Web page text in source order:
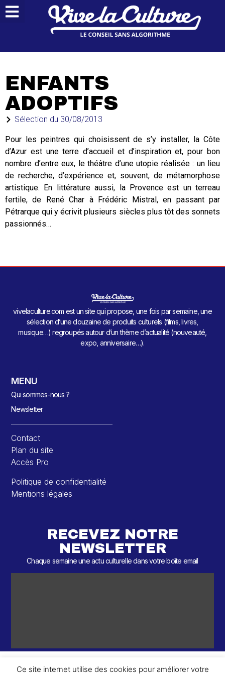
ENFANTS
ADOPTIFS
Sélection du 30/08/2013
Pour les peintres qui choisissent de s’y installer, la Côte
d’Azur est une terre d’accueil et d’inspiration et, pour bon
nombre d’entre eux, le théâtre d’une utopie réalisée : un lieu
de recherche, d’expérience et, souvent, de métamorphose
artistique. En littérature aussi, la Provence est un terreau
fertile, de René Char à Frédéric Mistral, en passant par
Pétrarque qui y écrivit plusieurs siècles plus tôt des sonnets
passionnés…
vivelaculture.com est un site qui propose, une fois par semaine, une
sélection d’une douzaine de produits culturels (films, livres,
musique…) regroupés autour d’un thème d’actualité (nouveauté,
expo, anniversaire…).
MENU
Qui sommes-nous ?
Newsletter
Contact
Plan du site
Accès Pro
Politique de confidentialité
Mentions légales
RECEVEZ NOTRE
NEWSLETTER
Chaque semaine une actu culturelle dans votre boîte email
Ce site internet utilise des cookies pour améliorer votre